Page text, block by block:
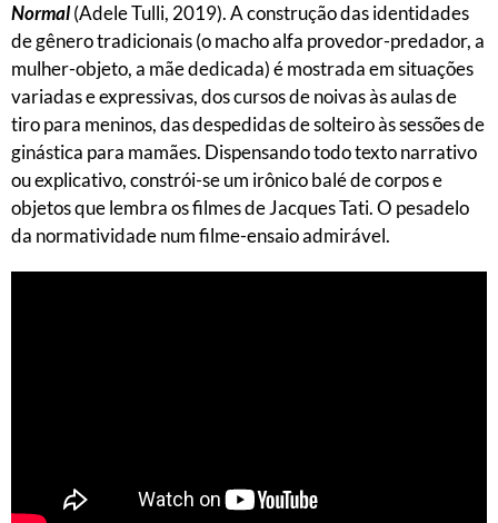
Normal(Adele Tulli, 2019). A construção das identidades
de gênero tradicionais (o macho alfa provedor-predador, a
mulher-objeto, a mãe dedicada) é mostrada em situações
variadas e expressivas, dos cursos de noivas às aulas de
tiro para meninos, das despedidas de solteiro às sessões de
ginástica para mamães. Dispensando todo texto narrativo
ou explicativo, constrói-se um irônico balé de corpos e
objetos que lembra os filmes de Jacques Tati. O pesadelo
da normatividade num filme-ensaio admirável.